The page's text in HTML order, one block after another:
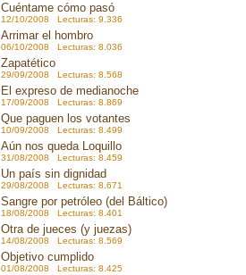
Cuéntame cómo pasó
12/10/2008 Lecturas: 9.336
Arrimar el hombro
06/10/2008 Lecturas: 8.036
Zapatético
29/09/2008 Lecturas: 8.568
El expreso de medianoche
17/09/2008 Lecturas: 8.869
Que paguen los votantes
10/09/2008 Lecturas: 8.499
Aún nos queda Loquillo
31/08/2008 Lecturas: 8.459
Un país sin dignidad
29/08/2008 Lecturas: 8.671
Sangre por petróleo (del Báltico)
18/08/2008 Lecturas: 8.401
Otra de jueces (y juezas)
14/08/2008 Lecturas: 8.569
Objetivo cumplido
01/08/2008 Lecturas: 8.425